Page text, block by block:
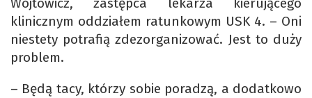
Wójtowicz, zastępca lekarza kierującego
klinicznym oddziałem ratunkowym USK 4. – Oni
niestety potrafią zdezorganizować. Jest to duży
problem.
– Będą tacy, którzy sobie poradzą, a dodatkowo